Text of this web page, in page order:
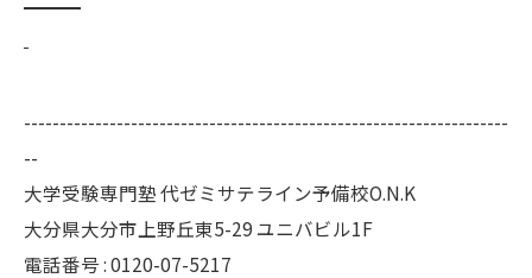
--------------------------------------------------------------------
--
大学受験専門塾 代ゼミサテライン予備校O.N.K
大分県大分市上野丘東5-29 ユニバビル1F
電話番号 : 0120-07-5217